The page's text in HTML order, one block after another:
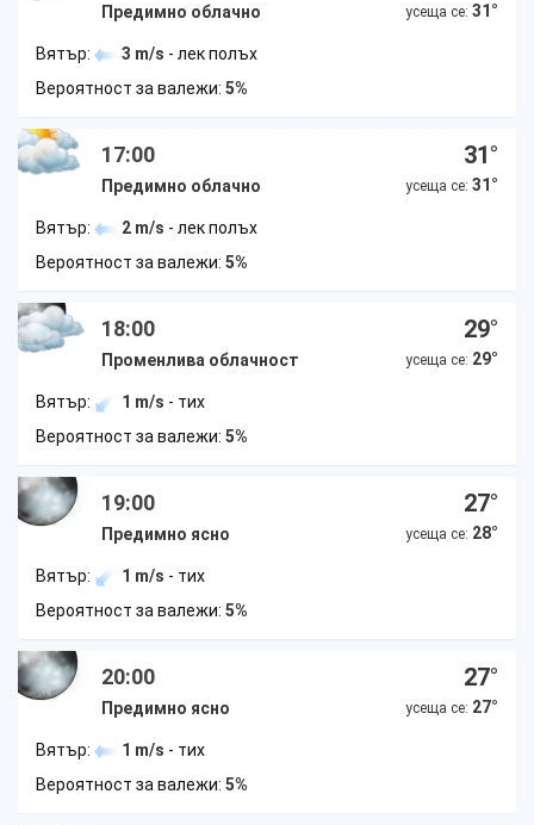
Предимно облачно усеща се: 31 °
Вятър: 3 m/s - лек полъх
Вероятност за валежи: 5%
17:00
Предимно облачно
31°
усеща се: 31 °
Вятър: 2 m/s - лек полъх
Вероятност за валежи: 5%
18:00
Променлива облачност
29°
усеща се: 29°
Вятър: 1 m/s - тих
Вероятност за валежи: 5%
19:00
Предимно ясно
27°
усеща се: 28°
Вятър: 1 m/s - тих
Вероятност за валежи: 5%
20:00
Предимно ясно
27°
усеща се: 27°
Вятър: 1 m/s - тих
Вероятност за валежи: 5%